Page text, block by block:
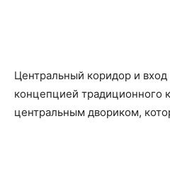
Центральный коридор и
концепцией традиционного
центральным двориком,